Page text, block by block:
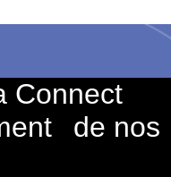
Connect
de nos